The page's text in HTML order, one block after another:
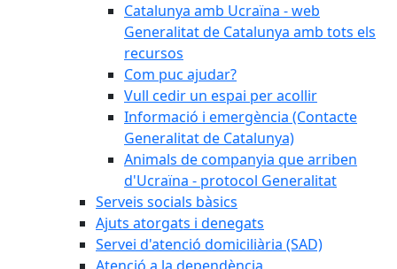
Catalunya amb Ucraïna - web
Generalitat de Catalunya amb tots els
recursos
Com puc ajudar?
Vull cedir un espai per acollir
Informació i emergència (Contacte
Generalitat de Catalunya)
Animals de companyia que arriben
d'Ucraïna - protocol Generalitat
Serveis socials bàsics
Ajuts atorgats i denegats
Servei d'atenció domiciliària (SAD)